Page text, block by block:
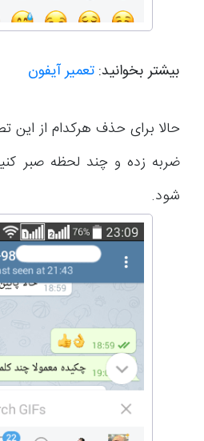
بیشتر بخوانید: تعمیر آیفون
حالا برای حذف هرکدام از این
ضربه زده و چند لحظه صبر
شود.